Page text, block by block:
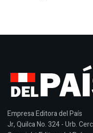
Empresa Editora del País
Jr, Quilca No. 324 - Urb.